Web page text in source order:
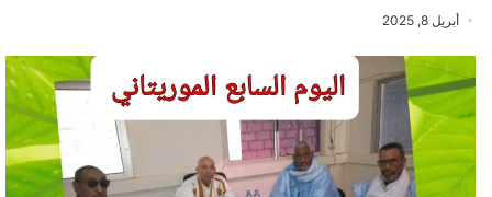
أبريل 8, 2025